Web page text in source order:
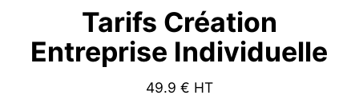
Tarifs Création
Entreprise Individuelle
49.9 € HT